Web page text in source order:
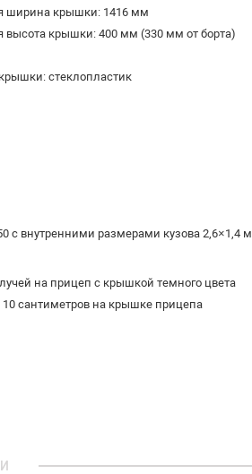
ширина крышки: 1416 мм
высота крышки: 400 мм (330 мм от борта)
стеклопластик
с внутренними размерами кузова 2,6×1,4 м
на прицеп с крышкой темного цвета
сантиметров на крышке прицепа